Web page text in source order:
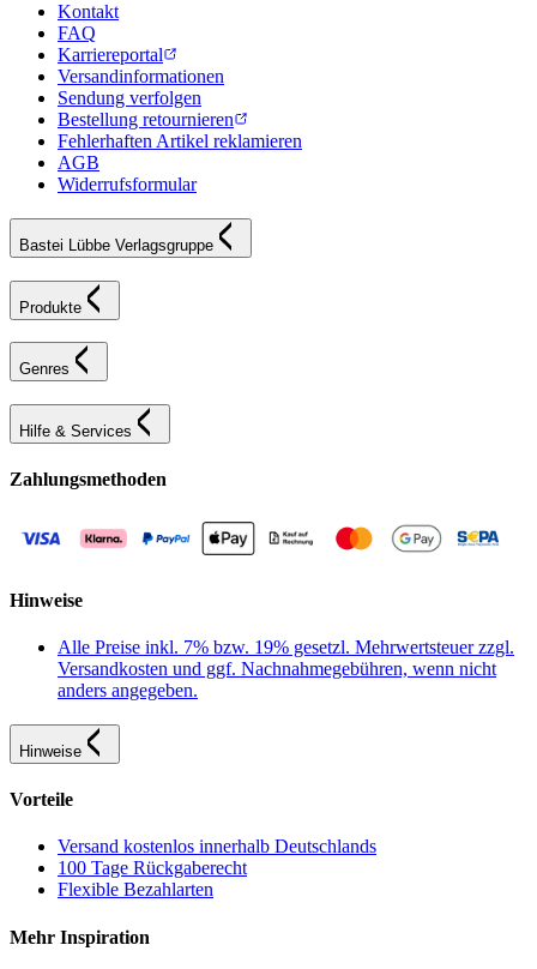
Kontakt
FAQ
Karriereportal
Versandinformationen
Sendung verfolgen
Bestellung retournieren
Fehlerhaften Artikel reklamieren
AGB
Widerrufsformular
Bastei Lübbe Verlagsgruppe
Produkte
Genres
Hilfe & Services
Zahlungsmethoden
Hinweise
Alle Preise inkl. 7% bzw. 19% gesetzl. Mehrwertsteuer zzgl.
Versandkosten und ggf. Nachnahmegebühren, wenn nicht
anders angegeben.
Hinweise
Vorteile
Versand kostenlos innerhalb Deutschlands
100 Tage Rückgaberecht
Flexible Bezahlarten
Mehr Inspiration